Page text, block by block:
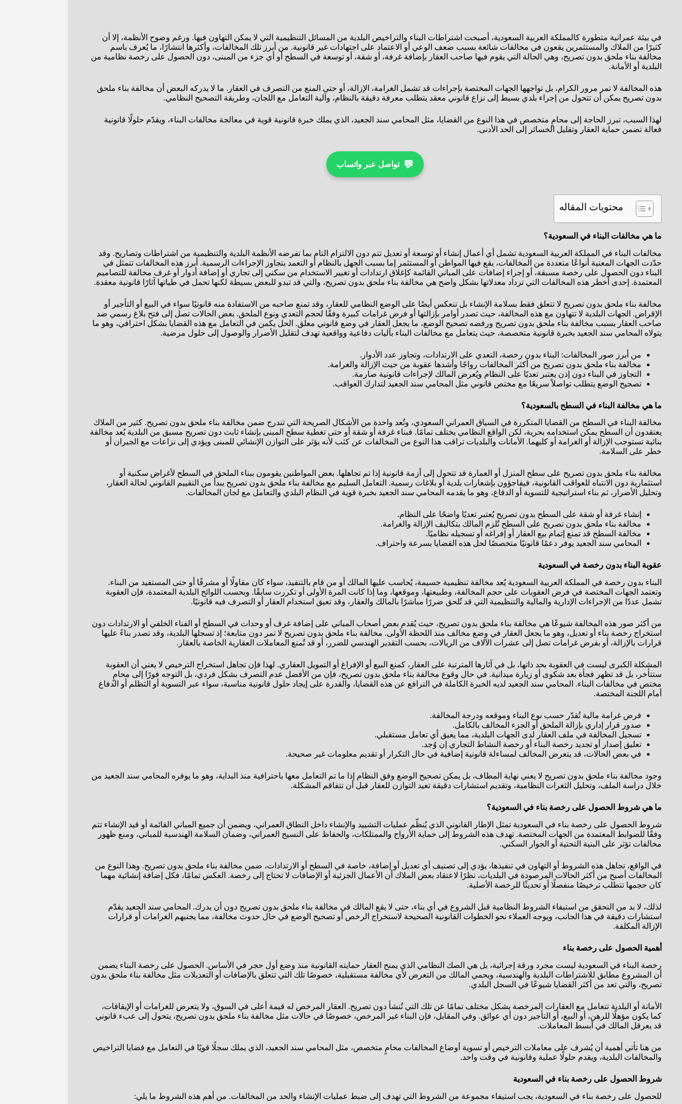
في بيئة عمرانية متطورة كالمملكة العربية السعودية، أصبحت اشتراطات البناء والتراخيص البلدية من المسائل التنظيمية التي لا يمكن التهاون فيها. ورغم وضوح الأنظمة، إلا أن
كثيرًا من الملاك والمستثمرين يقعون في مخالفات شائعة بسبب ضعف الوعي أو الاعتماد على اجتهادات غير قانونية. من أبرز تلك المخالفات، وأكثرها انتشارًا، ما يُعرف باسم
مخالفة بناء ملحق بدون تصريح، وهي الحالة التي يقوم فيها صاحب العقار بإضافة غرفة، أو شقة، أو توسعة في السطح أو أي جزء من المبنى، دون الحصول على رخصة نظامية من
البلدية أو الأمانة.
هذه المخالفة لا تمر مرور الكرام، بل تواجهها الجهات المختصة بإجراءات قد تشمل الغرامة، الإزالة، أو حتى المنع من التصرف في العقار. ما لا يدركه البعض أن مخالفة بناء ملحق
بدون تصريح يمكن أن تتحول من إجراء بلدي بسيط إلى نزاع قانوني معقد يتطلب معرفة دقيقة بالنظام، وآلية التعامل مع اللجان، وطريقة التصحيح النظامي.
لهذا السبب، تبرز الحاجة إلى محامٍ متخصص في هذا النوع من القضايا، مثل المحامي سند الجعيد، الذي يملك خبرة قانونية قوية في معالجة مخالفات البناء، ويقدّم حلولًا قانونية
فعالة تضمن حماية العقار وتقليل الخسائر إلى الحد الأدنى.
💬 تواصل عبر واتساب
محتويات المقاله
ما هي مخالفات البناء في السعودية؟
مخالفات البناء في المملكة العربية السعودية تشمل أي أعمال إنشاء أو توسعة أو تعديل تتم دون الالتزام التام بما تفرضه الأنظمة البلدية والتنظيمية من اشتراطات وتصاريح. وقد
حدّدت الجهات المعنية أنواعًا متعددة من المخالفات، يقع فيها المواطن أو المستثمر إما بسبب الجهل بالنظام أو التعمد بتجاوز الإجراءات الرسمية. أبرز هذه المخالفات تتمثل في
البناء دون الحصول على رخصة مسبقة، أو إجراء إضافات على المباني القائمة كإغلاق ارتدادات أو تغيير الاستخدام من سكني إلى تجاري أو إضافة أدوار أو غرف مخالفة للتصاميم
المعتمدة. إحدى أخطر هذه المخالفات التي تزداد معدلاتها بشكل واضح هي مخالفة بناء ملحق بدون تصريح، والتي قد تبدو للبعض بسيطة لكنها تحمل في طياتها آثارًا قانونية معقدة.
مخالفة بناء ملحق بدون تصريح لا تتعلق فقط بسلامة الإنشاء بل تنعكس أيضًا على الوضع النظامي للعقار، وقد تمنع صاحبه من الاستفادة منه قانونيًا سواء في البيع أو التأجير أو
الإقراض. الجهات البلدية لا تتهاون مع هذه المخالفة، حيث تصدر أوامر بإزالتها أو فرض غرامات كبيرة وفقًا لحجم التعدي ونوع الملحق. بعض الحالات تصل إلى فتح بلاغ رسمي ضد
صاحب العقار بسبب مخالفة بناء ملحق بدون تصريح ورفضه تصحيح الوضع، ما يجعل العقار في وضع قانوني معلق. الحل يكمن في التعامل مع هذه القضايا بشكل احترافي، وهو ما
يتولاه المحامي سند الجعيد بخبرة قانونية متخصصة، حيث يتعامل مع مخالفات البناء بآليات دفاعية وواقعية تهدف لتقليل الأضرار والوصول إلى حلول مرضية.
من أبرز صور المخالفات: البناء بدون رخصة، التعدي على الارتدادات، وتجاوز عدد الأدوار.
مخالفة بناء ملحق بدون تصريح من أكثر المخالفات رواجًا وأشدها عقوبة من حيث الإزالة والغرامة.
التجاوز في البناء دون إذن يعتبر تعديًا على النظام ويُعرض المالك لإجراءات قانونية صارمة.
تصحيح الوضع يتطلب تواصلاً سريعًا مع مختص قانوني مثل المحامي سند الجعيد لتدارك العواقب.
ما هي مخالفة البناء في السطح بالسعودية؟
مخالفة البناء في السطح من القضايا المتكررة في السياق العمراني السعودي، وتُعد واحدة من الأشكال الصريحة التي تندرج ضمن مخالفة بناء ملحق بدون تصريح. كثير من الملاك
يعتقدون أن السطح يمكن استخدامه بحرية، لكن الواقع النظامي يختلف تمامًا. فبناء غرفة أو شقة أو حتى تغطية سطح المبنى بإنشاء ثابت دون تصريح مسبق من البلدية يُعد مخالفة
بنائية تستوجب الإزالة أو الغرامة أو كليهما. الأمانات والبلديات تراقب هذا النوع من المخالفات عن كثب لأنه يؤثر على التوازن الإنشائي للمبنى ويؤدي إلى نزاعات مع الجيران أو
خطر على السلامة.
مخالفة بناء ملحق بدون تصريح على سطح المنزل أو العمارة قد تتحول إلى أزمة قانونية إذا تم تجاهلها. بعض المواطنين يقومون ببناء الملحق في السطح لأغراض سكنية أو
استثمارية دون الانتباه للعواقب القانونية، فيفاجؤون بإشعارات بلدية أو بلاغات رسمية. التعامل السليم مع مخالفة بناء ملحق بدون تصريح يبدأ من التقييم القانوني لحالة العقار،
وتحليل الأضرار، ثم بناء استراتيجية للتسوية أو الدفاع، وهو ما يقدمه المحامي سند الجعيد بخبرة قوية في النظام البلدي والتعامل مع لجان المخالفات.
إنشاء غرفة أو شقة على السطح بدون تصريح يُعتبر تعديًا واضحًا على النظام.
مخالفة بناء ملحق بدون تصريح على السطح تُلزم المالك بتكاليف الإزالة والغرامة.
مخالفة السطح قد تمنع إتمام بيع العقار أو إفراغه أو تسجيله نظاميًا.
المحامي سند الجعيد يوفر دعمًا قانونيًا متخصصًا لحل هذه القضايا بسرعة واحتراف.
عقوبة البناء بدون رخصة في السعودية
البناء بدون رخصة في المملكة العربية السعودية يُعد مخالفة تنظيمية جسيمة، يُحاسب عليها المالك أو من قام بالتنفيذ، سواء كان مقاولًا أو مشرفًا أو حتى المستفيد من البناء.
وتعتمد الجهات المختصة في فرض العقوبات على حجم المخالفة، وطبيعتها، وموقعها، وما إذا كانت المرة الأولى أو تكررت سابقًا. وبحسب اللوائح البلدية المعتمدة، فإن العقوبة
تشمل عددًا من الإجراءات الإدارية والمالية والتنظيمية التي قد تُلحق ضررًا مباشرًا بالمالك والعقار، وقد تعيق استخدام العقار أو التصرف فيه قانونيًا.
من أكثر صور هذه المخالفة شيوعًا هي مخالفة بناء ملحق بدون تصريح، حيث يُقدم بعض أصحاب المباني على إضافة غرف أو وحدات في السطح أو الفناء الخلفي أو الارتدادات دون
استخراج رخصة بناء أو تعديل، وهو ما يجعل العقار في وضع مخالف منذ اللحظة الأولى. مخالفة بناء ملحق بدون تصريح لا تمر دون متابعة؛ إذ تسجلها البلدية، وقد تصدر بناءً عليها
قرارات بالإزالة، أو بفرض غرامات تصل إلى عشرات الآلاف من الريالات، بحسب التقدير الهندسي للضرر، أو قد تُمنع المعاملات العقارية الخاصة بالعقار.
المشكلة الكبرى ليست في العقوبة بحد ذاتها، بل في آثارها المترتبة على العقار، كمنع البيع أو الإفراغ أو التمويل العقاري. لهذا فإن تجاهل استخراج الترخيص لا يعني أن العقوبة
ستتأخر، بل قد تظهر فجأة بعد شكوى أو زيارة ميدانية. في حال وقوع مخالفة بناء ملحق بدون تصريح، فإن من الأفضل عدم التصرف بشكل فردي، بل التوجه فورًا إلى محامٍ
مختص في مخالفات البناء. المحامي سند الجعيد لديه الخبرة الكاملة في الترافع عن هذه القضايا، والقدرة على إيجاد حلول قانونية مناسبة، سواء عبر التسوية أو التظلم أو الدفاع
أمام اللجنة المختصة.
فرض غرامة مالية تُقدّر حسب نوع البناء وموقعه ودرجة المخالفة.
صدور قرار إداري بإزالة الملحق أو الجزء المخالف بالكامل.
تسجيل المخالفة في ملف العقار لدى الجهات البلدية، مما يعيق أي تعامل مستقبلي.
تعليق إصدار أو تجديد رخصة البناء أو رخصة النشاط التجاري إن وُجد.
في بعض الحالات، قد يتعرض المخالف لمساءلة قانونية إضافية في حال التكرار أو تقديم معلومات غير صحيحة.
وجود مخالفة بناء ملحق بدون تصريح لا يعني نهاية المطاف، بل يمكن تصحيح الوضع وفق النظام إذا ما تم التعامل معها باحترافية منذ البداية، وهو ما يوفره المحامي سند الجعيد من
خلال دراسة الملف، وتحليل الثغرات النظامية، وتقديم استشارات دقيقة تعيد التوازن للعقار قبل أن تتفاقم المشكلة.
ما هي شروط الحصول على رخصة بناء في السعودية؟
شروط الحصول على رخصة بناء في السعودية تمثل الإطار القانوني الذي يُنظّم عمليات التشييد والإنشاء داخل النطاق العمراني، ويضمن أن جميع المباني القائمة أو قيد الإنشاء تتم
وفقًا للضوابط المعتمدة من الجهات المختصة. تهدف هذه الشروط إلى حماية الأرواح والممتلكات، والحفاظ على النسيج العمراني، وضمان السلامة الهندسية للمباني، ومنع ظهور
مخالفات تؤثر على البنية التحتية أو الجوار السكني.
في الواقع، تجاهل هذه الشروط أو التهاون في تنفيذها، يؤدي إلى تصنيف أي تعديل أو إضافة، خاصة في السطح أو الارتدادات، ضمن مخالفة بناء ملحق بدون تصريح. وهذا النوع من
المخالفات أصبح من أكثر الحالات المرصودة في البلديات، نظرًا لاعتقاد بعض الملاك أن الأعمال الجزئية أو الإضافات لا تحتاج إلى رخصة. العكس تمامًا، فكل إضافة إنشائية مهما
كان حجمها تتطلب ترخيصًا منفصلًا أو تحديثًا للرخصة الأصلية.
لذلك، لا بد من التحقق من استيفاء الشروط النظامية قبل الشروع في أي بناء، حتى لا يقع المالك في مخالفة بناء ملحق بدون تصريح دون أن يدرك. المحامي سند الجعيد يقدّم
استشارات دقيقة في هذا الجانب، ويوجه العملاء نحو الخطوات القانونية الصحيحة لاستخراج الرخص أو تصحيح الوضع في حال حدوث مخالفة، مما يجنبهم الغرامات أو قرارات
الإزالة المكلفة.
أهمية الحصول على رخصة بناء
رخصة البناء في السعودية ليست مجرد ورقة إجرائية، بل هي الصك النظامي الذي يمنح العقار حمايته القانونية منذ وضع أول حجر في الأساس. الحصول على رخصة البناء يضمن
أن المشروع مطابق للاشتراطات البلدية والهندسية، ويحمي المالك من التعرض لأي مخالفة مستقبلية، خصوصًا تلك التي تتعلق بالإضافات أو التعديلات مثل مخالفة بناء ملحق بدون
تصريح، والتي تعد من أكثر القضايا شيوعًا في السجل البلدي.
الأمانة أو البلدية تتعامل مع العقارات المرخصة بشكل مختلف تمامًا عن تلك التي تُنشأ دون تصريح. العقار المرخص له قيمة أعلى في السوق، ولا يتعرض للغرامات أو الإيقافات،
كما يكون مؤهلًا للرهن، أو البيع، أو التأجير دون أي عوائق. وفي المقابل، فإن البناء غير المرخص، خصوصًا في حالات مثل مخالفة بناء ملحق بدون تصريح، يتحول إلى عبء قانوني
قد يعرقل المالك في أبسط المعاملات.
من هنا تأتي أهمية أن يُشرف على معاملات الترخيص أو تسوية أوضاع المخالفات محامٍ متخصص، مثل المحامي سند الجعيد، الذي يملك سجلًا قويًا في التعامل مع قضايا التراخيص
والمخالفات البلدية، ويقدم حلولًا عملية وقانونية في وقت واحد.
شروط الحصول على رخصة بناء في السعودية
للحصول على رخصة بناء في السعودية، يجب استيفاء مجموعة من الشروط التي تهدف إلى ضبط عمليات الإنشاء والحد من المخالفات. من أهم هذه الشروط ما يلي: